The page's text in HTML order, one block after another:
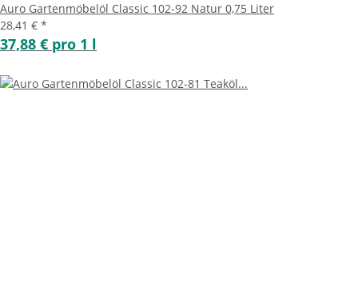
Auro Gartenmöbelöl Classic 102-92 Natur 0,75 Liter
28,41 € *
37,88 € pro 1 l